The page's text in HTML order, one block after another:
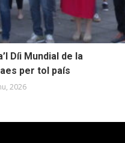
Díi Mundial de la
per tol país
2026